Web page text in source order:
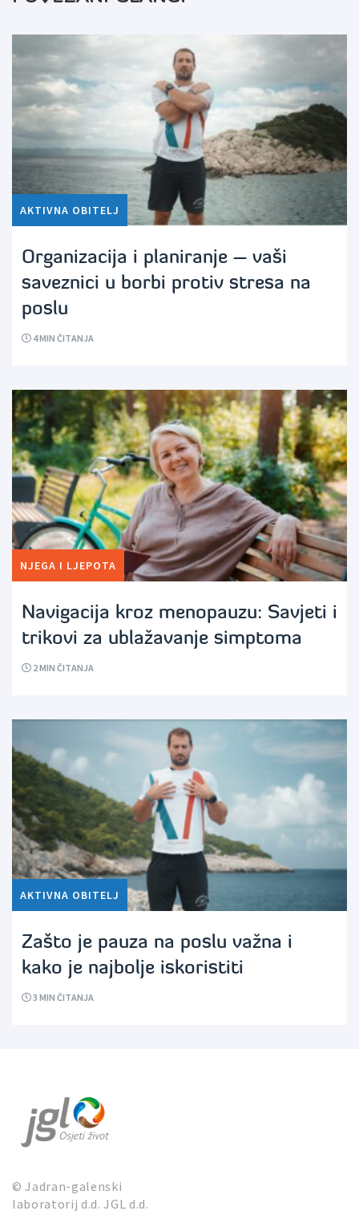
AKTIVNA OBITELJ
Organizacija i planiranje – vaši
saveznici u borbi protiv stresa na
poslu
4MIN ČITANJA
NJEGA I LJEPOTA
Navigacija kroz menopauzu: Savjeti i
trikovi za ublažavanje simptoma
2MIN ČITANJA
AKTIVNA OBITELJ
Zašto je pauza na poslu važna i
kako je najbolje iskoristiti
3 MIN ČITANJA
© Jadran-galenski
laboratorij d.d. JGL d.d.